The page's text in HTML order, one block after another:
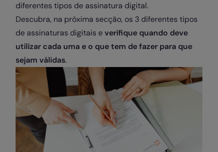
diferentes tipos de assinatura digital.
Descubra, na próxima secção, os 3 diferentes tipos
de assinaturas digitais everifique quando deve
utilizar cada uma e o que tem de fazer para que
sejam válidas.